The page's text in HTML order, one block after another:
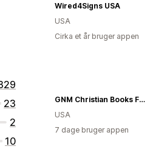
23
2
10
Wired4Signs USA
USA
Cirka et år bruger appen
GNM Christian Books For Kids
USA
7 dage bruger appen